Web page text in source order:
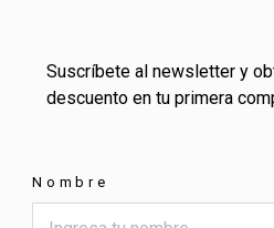
Suscríbete al newsletter y
descuento en tu primera
Nombre